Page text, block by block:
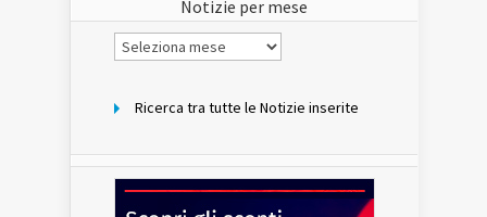
Notizie per mese
Notizie
per
Ricerca tra tutte le Notizie inserite